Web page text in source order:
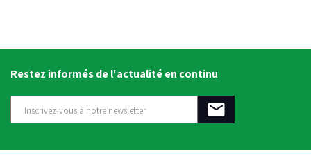
Restez informés de l'actualité en continu